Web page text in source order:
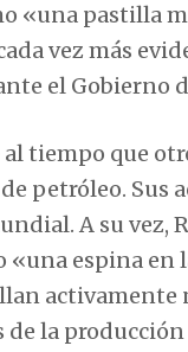
«una pastilla
vez más
el Gobierno
al tiempo que
petróleo. Sus
A su vez,
«una espina en
activamente
la